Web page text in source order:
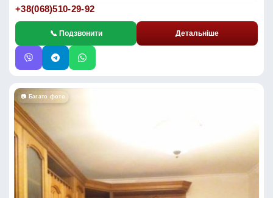
+38(068)510-29-92
📞 Подзвонити Детальніше
📷 Багато фото